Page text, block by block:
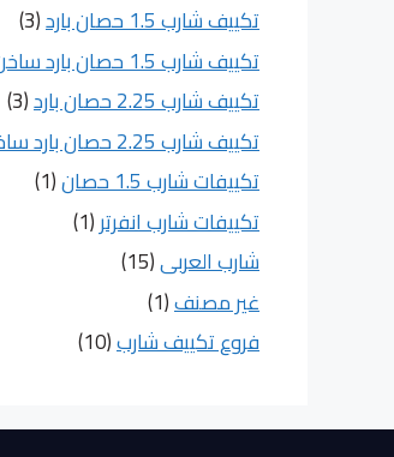
تكييف شارب 1.5 حصان بارد
(3)
تكييف شارب 1.5 حصان بارد ساخن
تكييف شارب 2.25 حصان بارد
(3)
تكييف شارب 2.25 حصان بارد ساخن
تكييفات شارب 1.5 حصان
(1)
تكييفات شارب انفرتر(1)
شارب العربى(15)
غير مصنف(1)
فروع تكييف شارب(10)